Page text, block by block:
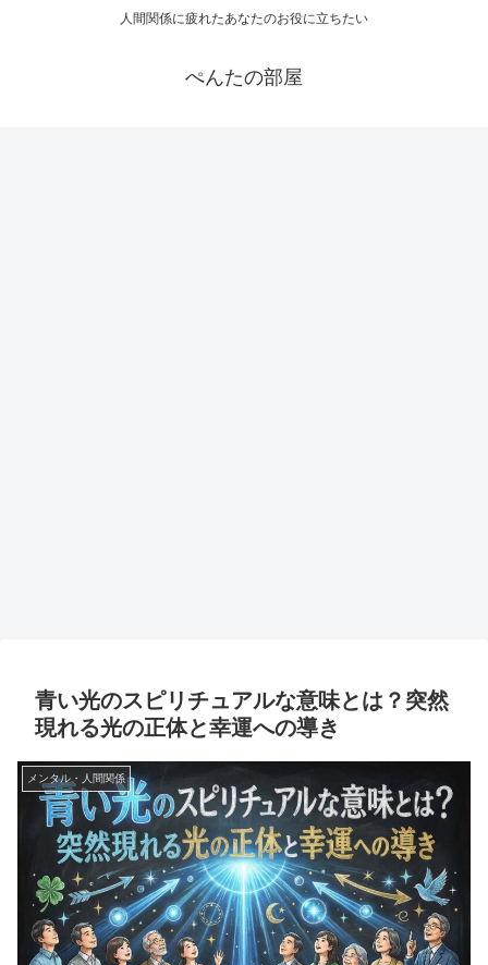
人間関係に疲れたあなたのお役に立ちたい
ぺんたの部屋
青い光のスピリチュアルな意味とは？突然
現れる光の正体と幸運への導き
メンタル・人間関係